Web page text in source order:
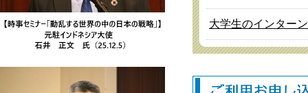
大学生のインター